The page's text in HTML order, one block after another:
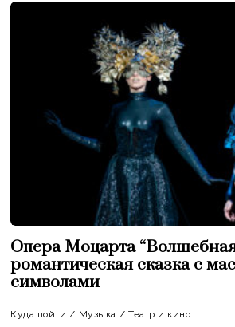
Опера Моцарта
романтическая сказка с
символами
Куда пойти / Музыка / Театр и кино